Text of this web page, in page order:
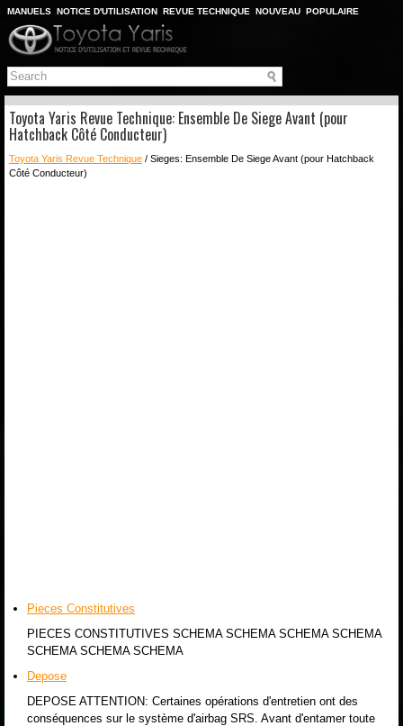
MANUELS NOTICE D'UTILISATION REVUE TECHNIQUE NOUVEAU POPULAIRE
PLAN DU SITE
CHERCHER
Toyota Yaris Revue Technique: Ensemble De Siege Avant (pour
Hatchback Côté Conducteur)
Toyota Yaris Revue Technique / Sieges: Ensemble De Siege Avant (pour Hatchback
Côté Conducteur)
Pieces Constitutives
PIECES CONSTITUTIVES SCHEMA SCHEMA SCHEMA SCHEMA
SCHEMA SCHEMA SCHEMA
Depose
DEPOSE ATTENTION: Certaines opérations d'entretien ont des
conséquences sur le système d'airbag SRS. Avant d'entamer toute